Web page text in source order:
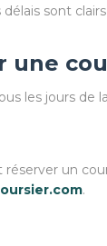
sont
une
les jours de
réserver un
.